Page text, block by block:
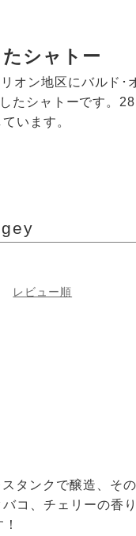
シャトー
オン地区にバルド･
たシャトーです。
います。
レビュー順
タンクで醸造、そ
コ、チェリーの香り